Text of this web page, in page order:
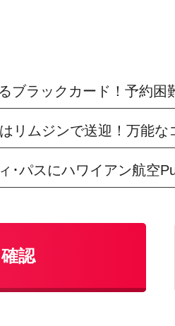
ブラックカード！予約困
リムジンで送迎！万能な
･パスにハワイアン航空
認